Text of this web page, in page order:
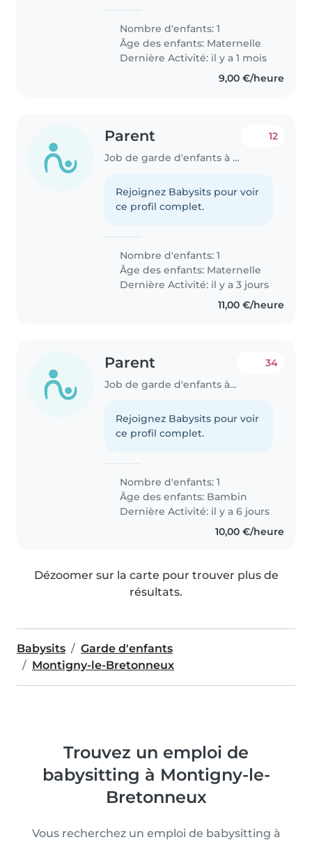
de 3ans, énergique, curieux et
affectueux. Nous préférons que
la garde ait lieu à votre domicile,..
Nombre d'enfants: 1
Âge des enfants: Maternelle
Dernière Activité: il y a 1 mois
9,00 €/heure
Parent
Job de garde d'enfants à Montigny-le-Bretonneux
12
Rejoignez Babysits pour voir
ce profil complet.
Nombre d'enfants: 1
Âge des enfants: Maternelle
Dernière Activité: il y a 3 jours
11,00 €/heure
Parent
Job de garde d'enfants à Montigny-le-Bretonneux
34
Rejoignez Babysits pour voir
ce profil complet.
Nombre d'enfants: 1
Âge des enfants: Bambin
Dernière Activité: il y a 6 jours
10,00 €/heure
Dézoomer sur la carte pour trouver plus de
résultats.
Babysits
Garde d'enfants
Montigny-le-Bretonneux
Trouvez un emploi de
babysitting à Montigny-le-
Bretonneux
Vous recherchez un emploi de babysitting à